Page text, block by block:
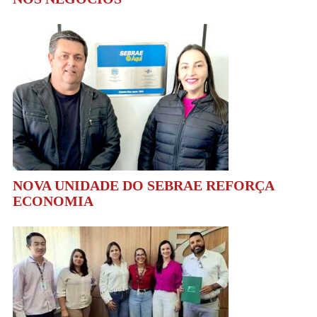
NOVA UNIDADE DO SEBRAE REFORÇA
ECONOMIA